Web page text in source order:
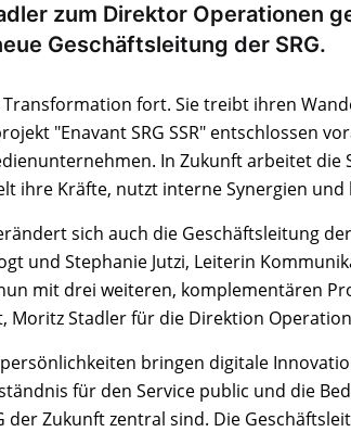
zum Direktor Operationen
Geschäftsleitung der SRG.
Transformation fort. Sie treibt ihren
"Enavant SRG SSR" entschlossen
In Zukunft arbeitet die
ihre Kräfte, nutzt interne Synergien
sich auch die Geschäftsleitung
und Stephanie Jutzi, Leiterin
mit drei weiteren, komplementären
Moritz Stadler für die Direktion
bringen digitale
für den Service public und die
der Zukunft zentral sind. Die